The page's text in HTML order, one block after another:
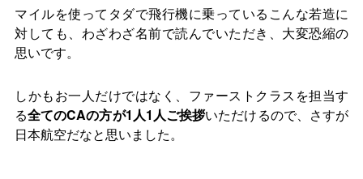
マイルを使ってタダで飛行機に乗っているこんな若造に
対しても、わざわざ名前で読んでいただき、大変恐縮の
思いです。
しかもお一人だけではなく、ファーストクラスを担当す
る全てのCAの方が1人1人ご挨拶いただけるので、さすが
日本航空だなと思いました。